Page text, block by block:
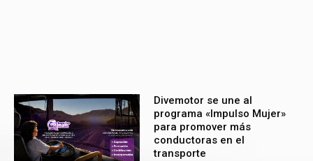
Divemotor se une al
programa «Impulso Mujer»
para promover más
conductoras en el
transporte